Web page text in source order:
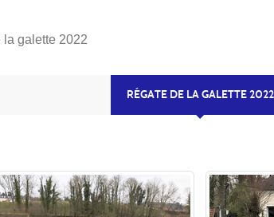
la galette 2022
RÉGATE DE LA GALETTE 2022